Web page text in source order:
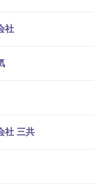
社
社 三共